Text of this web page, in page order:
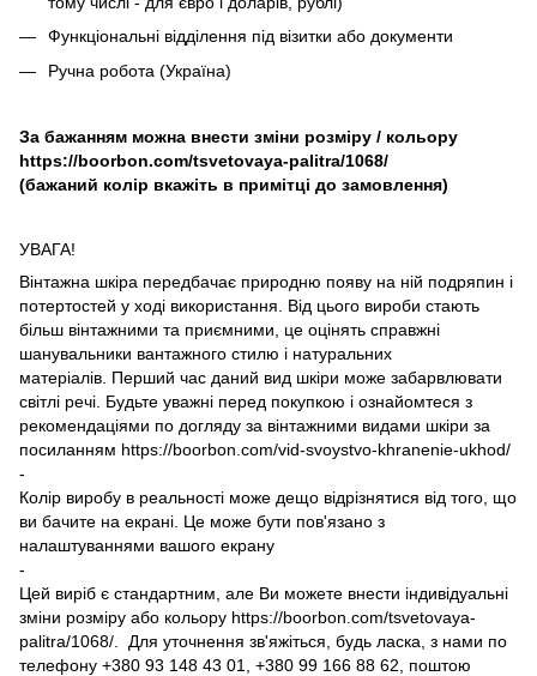
Функціональні відділення під візитки або документи
Ручна робота (Україна)
За бажанням можна внести зміни розміру / кольору
https://boorbon.com/tsvetovaya-palitra/1068/
(бажаний колір вкажіть в примітці до замовлення)
УВАГА!
Вінтажна шкіра передбачає природню появу на ній подряпин і
потертостей у ході використання. Від цього вироби стають
більш вінтажними та приємними, це оцінять справжні
шанувальники вантажного стилю і натуральних
матеріалів. Перший час даний вид шкіри може забарвлювати
світлі речі. Будьте уважні перед покупкою і ознайомтеся з
рекомендаціями по догляду за вінтажними видами шкіри за
посиланням https://boorbon.com/vid-svoystvo-khranenie-ukhod/
-
Колір виробу в реальності може дещо відрізнятися від того, що
ви бачите на екрані. Це може бути пов'язано з
налаштуваннями вашого екрану
-
Цей виріб є стандартним, але Ви можете внести індивідуальні
зміни розміру або кольору https://boorbon.com/tsvetovaya-
palitra/1068/. Для уточнення зв'яжіться, будь ласка, з нами по
телефону +380 93 148 43 01, +380 99 166 88 62, поштою